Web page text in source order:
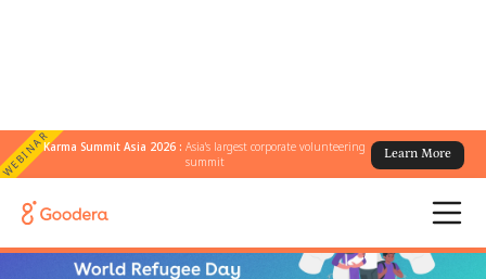
WEBINARKarma Summit Asia 2026 :Asia's largest corporate volunteering
summit
Learn More
← Tous les blogs
comment s'engager